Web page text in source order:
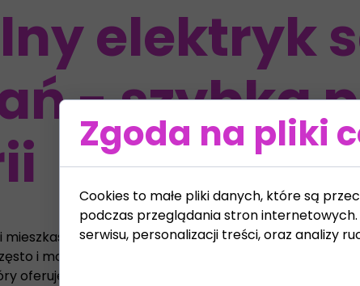
elektryk
- szybka
w Poznaniu, z pewnością wiesz, jak ważne
i mogą zdarzyć się w najmniej odpowiednim
oferuje szybką pomoc bez konieczności
Zgoda na pliki
Cookies to małe pliki danych, które są
podczas przeglądania stron internetowych.
serwisu, personalizacji treści, oraz analizy